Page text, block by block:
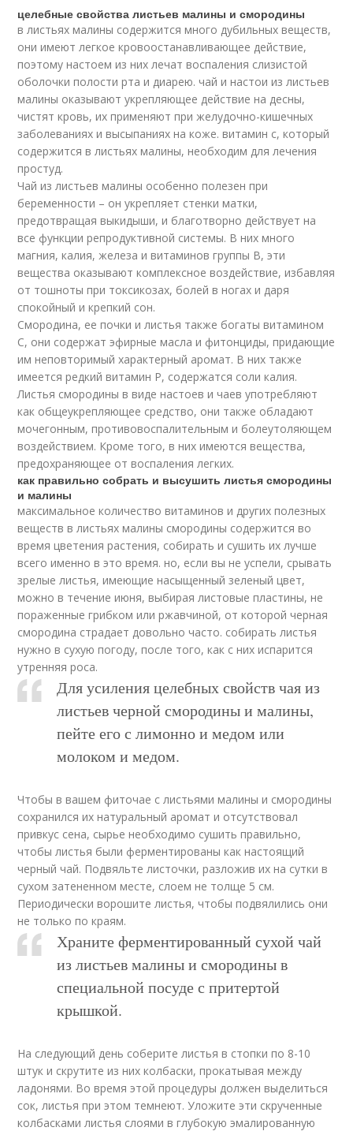
целебные свойства листьев малины и смородины
в листьях малины содержится много дубильных веществ,
они имеют легкое кровоостанавливающее действие,
поэтому настоем из них лечат воспаления слизистой
оболочки полости рта и диарею. чай и настои из листьев
малины оказывают укрепляющее действие на десны,
чистят кровь, их применяют при желудочно-кишечных
заболеваниях и высыпаниях на коже. витамин с, который
содержится в листьях малины, необходим для лечения
простуд.
Чай из листьев малины особенно полезен при
беременности – он укрепляет стенки матки,
предотвращая выкидыши, и благотворно действует на
все функции репродуктивной системы. В них много
магния, калия, железа и витаминов группы В, эти
вещества оказывают комплексное воздействие, избавляя
от тошноты при токсикозах, болей в ногах и даря
спокойный и крепкий сон.
Смородина, ее почки и листья также богаты витамином
С, они содержат эфирные масла и фитонциды, придающие
им неповторимый характерный аромат. В них также
имеется редкий витамин Р, содержатся соли калия.
Листья смородины в виде настоев и чаев употребляют
как общеукрепляющее средство, они также обладают
мочегонным, противовоспалительным и болеутоляющем
воздействием. Кроме того, в них имеются вещества,
предохраняющее от воспаления легких.
как правильно собрать и высушить листья смородины
и малины
максимальное количество витаминов и других полезных
веществ в листьях малины смородины содержится во
время цветения растения, собирать и сушить их лучше
всего именно в это время. но, если вы не успели, срывать
зрелые листья, имеющие насыщенный зеленый цвет,
можно в течение июня, выбирая листовые пластины, не
пораженные грибком или ржавчиной, от которой черная
смородина страдает довольно часто. собирать листья
нужно в сухую погоду, после того, как с них испарится
утренняя роса.
Для усиления целебных свойств чая из
листьев черной смородины и малины,
пейте его с лимонно и медом или
молоком и медом.
Чтобы в вашем фиточае с листьями малины и смородины
сохранился их натуральный аромат и отсутствовал
привкус сена, сырье необходимо сушить правильно,
чтобы листья были ферментированы как настоящий
черный чай. Подвяльте листочки, разложив их на сутки в
сухом затененном месте, слоем не толще 5 см.
Периодически ворошите листья, чтобы подвялились они
не только по краям.
Храните ферментированный сухой чай
из листьев малины и смородины в
специальной посуде с притертой
крышкой.
На следующий день соберите листья в стопки по 8-10
штук и скрутите из них колбаски, прокатывая между
ладонями. Во время этой процедуры должен выделиться
сок, листья при этом темнеют. Уложите эти скрученные
колбасками листья слоями в глубокую эмалированную